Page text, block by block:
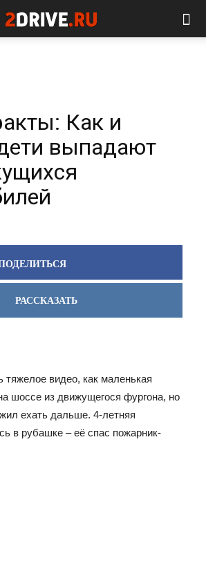
Как и
выпадают
РАССКАЗАТЬ
тяжелое видео, как маленькая
шоссе из движущегося фургона, но
ехать дальше. 4-летняя
в рубашке – её спас пожарник-